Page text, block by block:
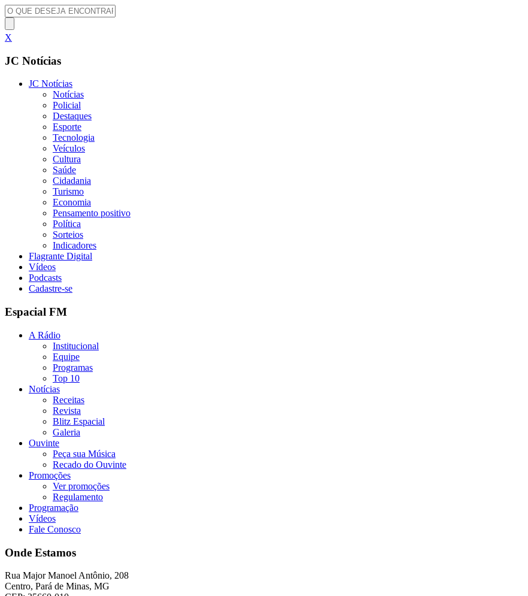
X
JC Notícias
JC Notícias
Notícias
Policial
Destaques
Esporte
Tecnologia
Veículos
Cultura
Saúde
Cidadania
Turismo
Economia
Pensamento positivo
Política
Sorteios
Indicadores
Flagrante Digital
Vídeos
Podcasts
Cadastre-se
Espacial FM
A Rádio
Institucional
Equipe
Programas
Top 10
Notícias
Receitas
Revista
Blitz Espacial
Galeria
Ouvinte
Peça sua Música
Recado do Ouvinte
Promoções
Ver promoções
Regulamento
Programação
Vídeos
Fale Conosco
Onde Estamos
Rua Major Manoel Antônio, 208
Centro, Pará de Minas, MG